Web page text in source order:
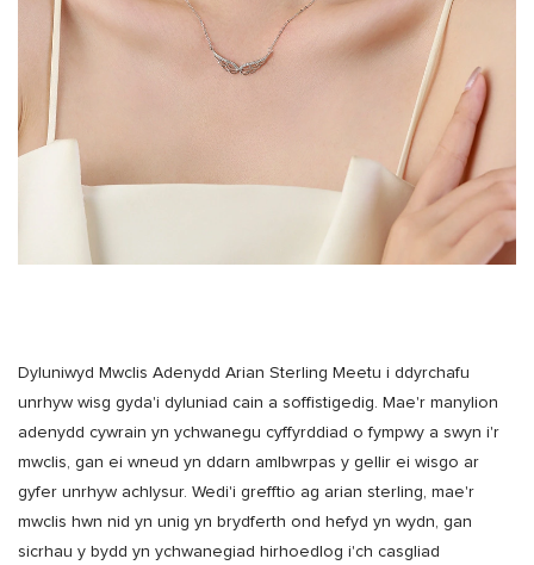
Dyluniwyd Mwclis Adenydd Arian Sterling Meetu i ddyrchafu
unrhyw wisg gyda'i dyluniad cain a soffistigedig. Mae'r manylion
adenydd cywrain yn ychwanegu cyffyrddiad o fympwy a swyn i'r
mwclis, gan ei wneud yn ddarn amlbwrpas y gellir ei wisgo ar
gyfer unrhyw achlysur. Wedi'i grefftio ag arian sterling, mae'r
mwclis hwn nid yn unig yn brydferth ond hefyd yn wydn, gan
sicrhau y bydd yn ychwanegiad hirhoedlog i'ch casgliad